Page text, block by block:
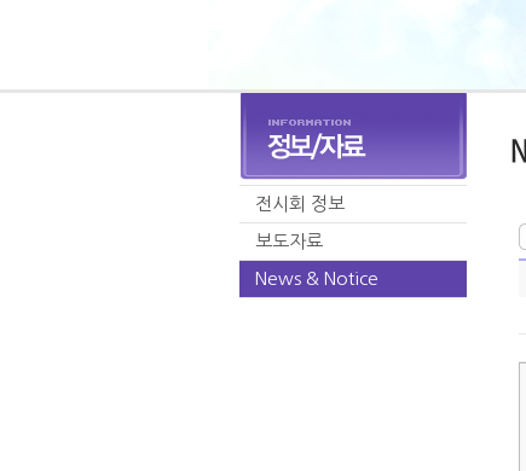
전시회 정보
보도자료
News & Notice